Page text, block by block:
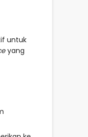
untuk
yang